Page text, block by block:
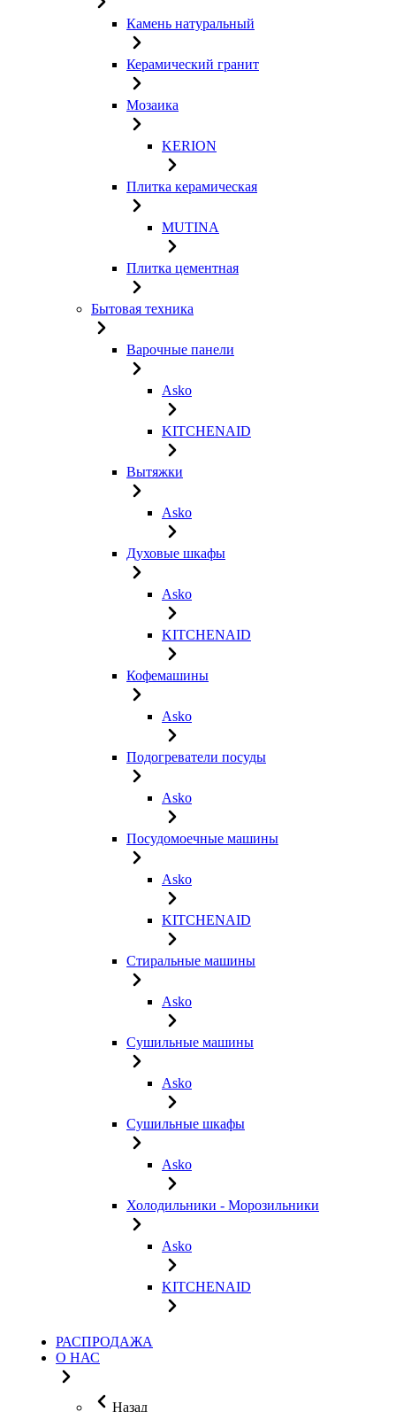
Камень натуральный
Керамический гранит
Мозаика
KERION
Плитка керамическая
MUTINA
Плитка цементная
Бытовая техника
Варочные панели
Asko
KITCHENAID
Вытяжки
Asko
Духовые шкафы
Asko
KITCHENAID
Кофемашины
Asko
Подогреватели посуды
Asko
Посудомоечные машины
Asko
KITCHENAID
Стиральные машины
Asko
Сушильные машины
Asko
Сушильные шкафы
Asko
Холодильники - Морозильники
Asko
KITCHENAID
РАСПРОДАЖА
О НАС
Назад